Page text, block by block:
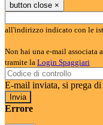
button close ×
all'indirizzo indicato con le
Non hai una e-mail associata
tramite la Login Spaggiari
E-mail inviata, si prega
Errore